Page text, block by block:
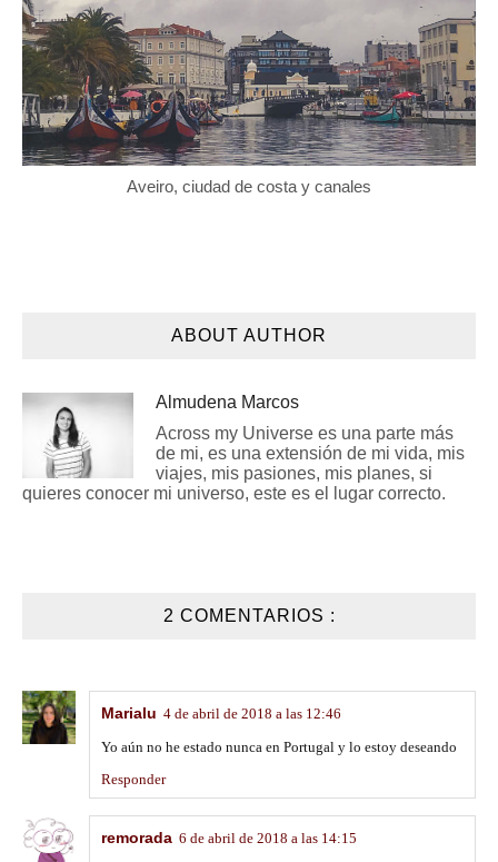
Aveiro, ciudad de costa y canales
ABOUT AUTHOR
Almudena Marcos
Across my Universe es una parte más
de mi, es una extensión de mi vida, mis
viajes, mis pasiones, mis planes, si
quieres conocer mi universo, este es el lugar correcto.
2 COMENTARIOS :
Marialu 4 de abril de 2018 a las 12:46
Yo aún no he estado nunca en Portugal y lo estoy deseando
Responder
remorada 6 de abril de 2018 a las 14:15